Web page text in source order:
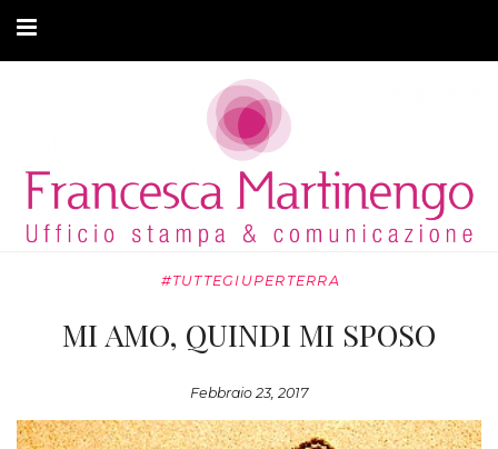
ARTICOLI
MODA ADATTIVA
PRIVACY
#TUTTEGIUPERTERRA
MI AMO, QUINDI MI SPOSO
Febbraio 23, 2017